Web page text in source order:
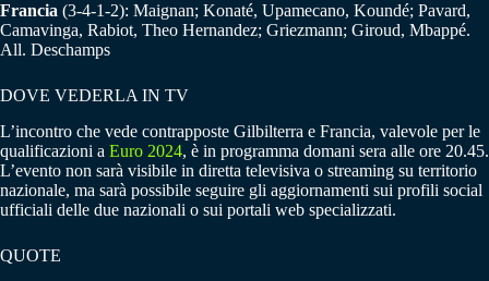
Francia (3-4-1-2): Maignan; Konaté, Upamecano, Koundé; Pavard,
Camavinga, Rabiot, Theo Hernandez; Griezmann; Giroud, Mbappé.
All. Deschamps
DOVE VEDERLA IN TV
L’incontro che vede contrapposte Gilbilterra e Francia, valevole per le
qualificazioni a Euro 2024, è in programma domani sera alle ore 20.45.
L’evento non sarà visibile in diretta televisiva o streaming su territorio
nazionale, ma sarà possibile seguire gli aggiornamenti sui profili social
ufficiali delle due nazionali o sui portali web specializzati.
QUOTE